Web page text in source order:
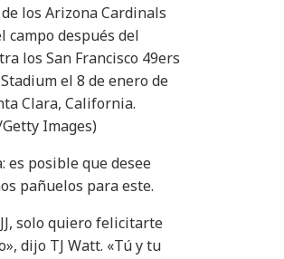
de los Arizona Cardinals
campo después del
los San Francisco 49ers
el 8 de enero de
Clara, California.
Images)
es posible que desee
pañuelos para este.
solo quiero felicitarte
dijo TJ Watt. «Tú y tu